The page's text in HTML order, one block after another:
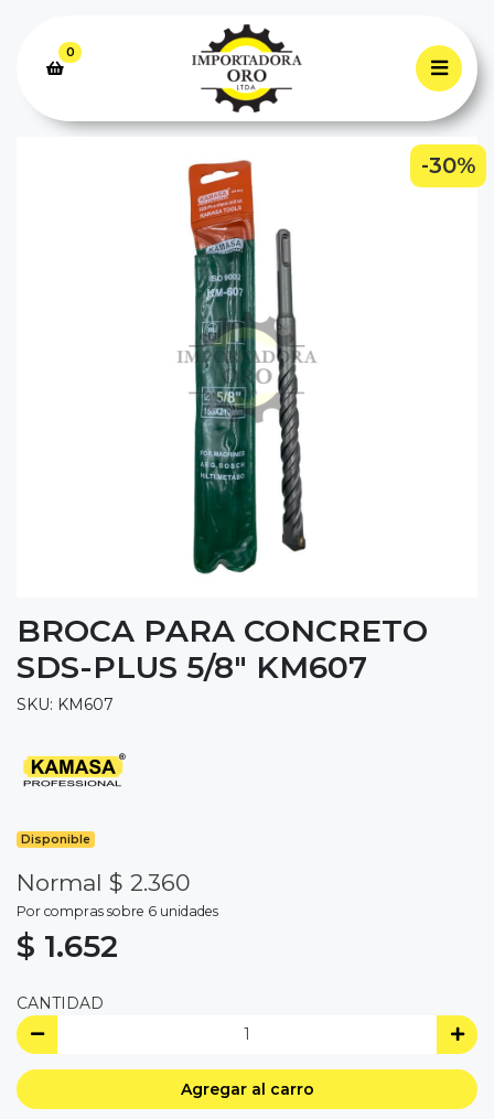
0
-30%
BROCA PARA CONCRETO
SDS-PLUS 5/8" KM607
SKU: KM607
Disponible
Normal $ 2.360
Por compras sobre 6 unidades
$ 1.652
CANTIDAD
Agregar al carro